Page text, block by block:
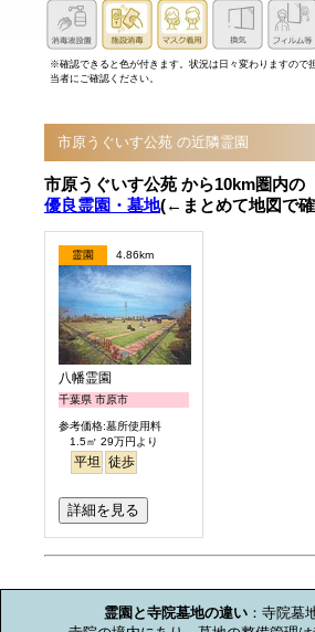
※確認できると色が付きます。状況は日々変わりますので
当者にご確認ください。
市原うぐいす公苑 の近隣霊園
市原うぐいす公苑 から10km圏内の
優良霊園・墓地(←まとめて地図で
霊園 4.86km
八幡霊園
千葉県 市原市
参考価格:墓所使用料
1.5㎡ 29万円より
平坦 徒歩
詳細を見る
霊園と寺院墓地の違い ：寺院墓